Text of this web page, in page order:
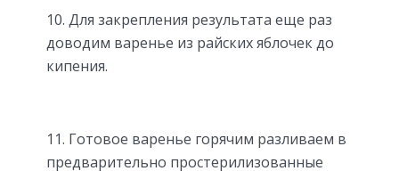
10. Для закрепления результата еще раз
доводим варенье из райских яблочек до
кипения.
11. Готовое варенье горячим разливаем в
предварительно простерилизованные